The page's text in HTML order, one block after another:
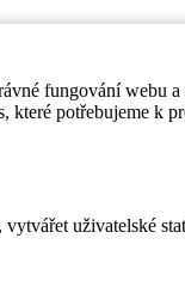
fungování
které potřebujeme k
uživatelské